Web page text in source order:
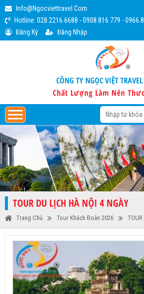
Info@ngocviettravel.com
Hotline: 028.2216.6688 -0908.816.779 -
Đăng Ký
Đăng Nhập
CÔNG TY NGỌC VIỆT
Chất Lượng Làm Nên
TOUR DU LỊCH HÀ NỘI 4 NGÀY
Trang Chủ Tour Khách Đoàn 2026 TOUR